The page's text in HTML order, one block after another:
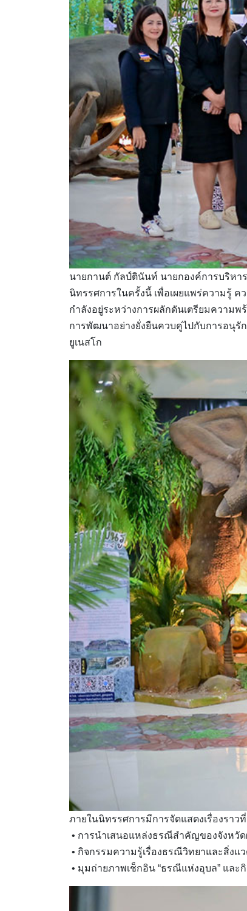
นายกานต์ กัลป์ตินันท์ นายกองค์การบริหา
นิทรรศการในครั้งนี้ เพื่อเผยแพร่ความรู้
กำลังอยู่ระหว่างการผลักดันเตรียมความพ
การพัฒนาอย่างยั่งยืนควบคู่ไปกับการอนุรั
ยูเนสโก
ภายในนิทรรศการมีการจัดแสดงเรื่องราว
• การนำเสนอแหล่งธรณีสำคัญของจังหวั
• กิจกรรมความรู้เรื่องธรณีวิทยาและสิ่ง
• มุมถ่ายภาพเช็กอิน “ธรณีแห่งอุบล” แล